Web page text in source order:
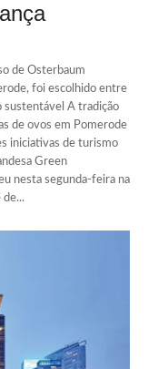
de Osterbaum
foi escolhido entre
sustentável A tradição
de ovos em Pomerode
iniciativas de turismo
Green
nesta segunda-feira na
de...